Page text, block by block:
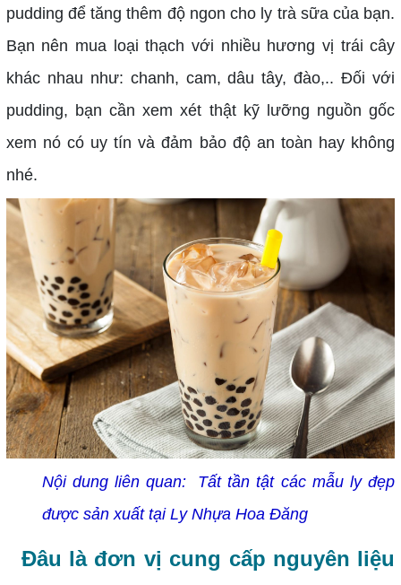
pudding để tăng thêm độ ngon cho ly trà sữa của bạn.
Bạn nên mua loại thạch với nhiều hương vị trái cây
khác nhau như: chanh, cam, dâu tây, đào,.. Đối với
pudding, bạn cần xem xét thật kỹ lưỡng nguồn gốc
xem nó có uy tín và đảm bảo độ an toàn hay không
nhé.
Nội dung liên quan:
Tất tần tật các mẫu ly đẹp
được sản xuất tại Ly Nhựa Hoa Đăng
Đâu là đơn vị cung cấp nguyên liệu